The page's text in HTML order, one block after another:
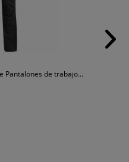
Pantalones de trabajo...